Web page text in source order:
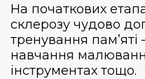
На початкових
склерозу чудово
тренування пам’яті
навчання
інструментах тощо.